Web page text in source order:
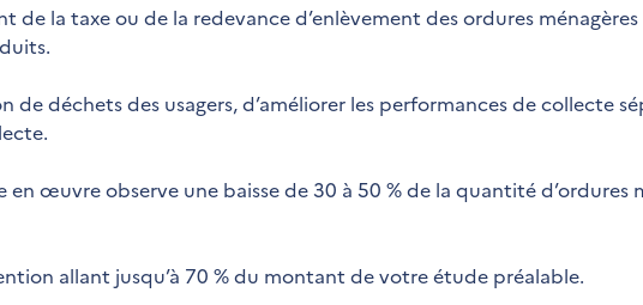
la taxe ou de la redevance d’enlèvement des ordures ménagères
déchets des usagers, d’améliorer les performances de collecte
en œuvre observe une baisse de 30 à 50 % de la quantité d’ordures
allant jusqu’à 70 % du montant de votre étude préalable.